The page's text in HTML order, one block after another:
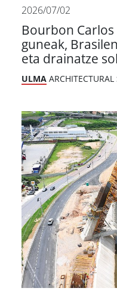
2026/07/02
Bourbon
guneak,
eta drainatze
ULMA